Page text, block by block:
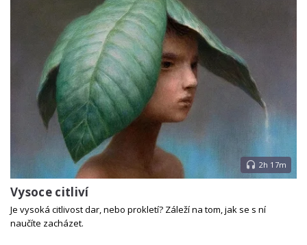
2h 17m
Vysoce citliví
Je vysoká citlivost dar, nebo prokletí? Záleží na tom, jak se s ní
naučíte zacházet.